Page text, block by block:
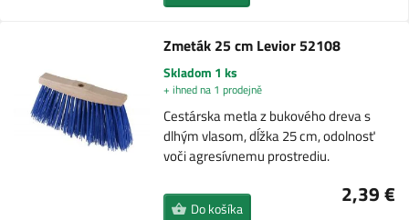
Zmeták 25 cm Levior 52108
Skladom 1 ks
+ ihned na 1 prodejně
Cestárska metla z bukového dreva s
dlhým vlasom, dĺžka 25 cm, odolnosť
voči agresívnemu prostrediu.
2,39 €
Do košíka